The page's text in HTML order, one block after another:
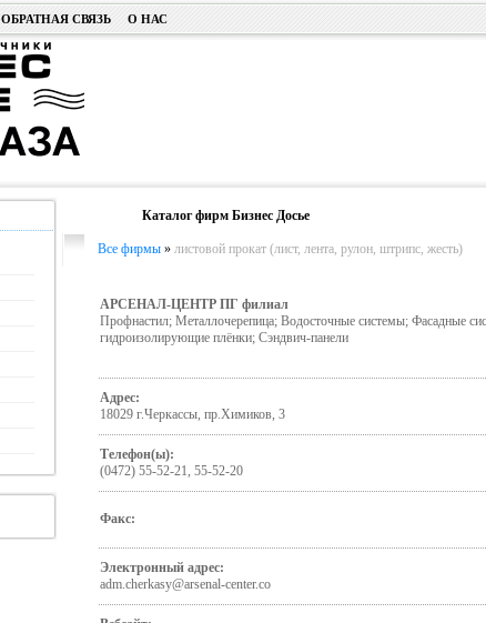
ОБРАТНАЯ СВЯЗЬ О НАС
Каталог фирм Бизнес Досье
Все фирмы» листовой прокат (лист, лента, рулон, штрипс, жесть)
АРСЕНАЛ-ЦЕНТР ПГ филиал
Профнастил; Металлочерепица; Водосточные системы; Фасадные
гидроизолирующие плёнки; Сэндвич-панели
Адрес:
18029 г.Черкассы, пр.Химиков, 3
Телефон(ы):
(0472) 55-52-21, 55-52-20
Факс:
Электронный адрес:
adm.cherkasy@arsenal-center.co